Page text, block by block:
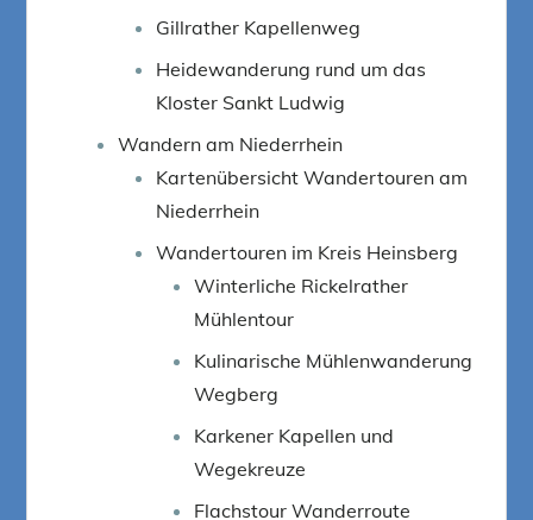
Gillrather Kapellenweg
Heidewanderung rund um das
Kloster Sankt Ludwig
Wandern am Niederrhein
Kartenübersicht Wandertouren am
Niederrhein
Wandertouren im Kreis Heinsberg
Winterliche Rickelrather
Mühlentour
Kulinarische Mühlenwanderung
Wegberg
Karkener Kapellen und
Wegekreuze
Flachstour Wanderroute